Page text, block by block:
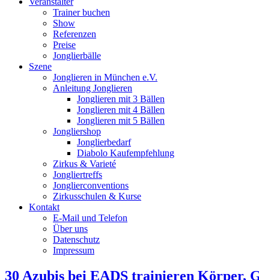
Trainer buchen
Show
Referenzen
Preise
Jonglierbälle
Szene
Jonglieren in München e.V.
Anleitung Jonglieren
Jonglieren mit 3 Bällen
Jonglieren mit 4 Bällen
Jonglieren mit 5 Bällen
Jongliershop
Jonglierbedarf
Diabolo Kaufempfehlung
Zirkus & Varieté
Jongliertreffs
Jonglierconventions
Zirkusschulen & Kurse
Kontakt
E-Mail und Telefon
Über uns
Datenschutz
Impressum
30 Azubis bei EADS trainieren Körper,